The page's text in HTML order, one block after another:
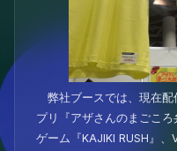
弊社ブースでは、現在配
プリ『アザさんのまごこ
ゲーム『KAJIKI RUSH』